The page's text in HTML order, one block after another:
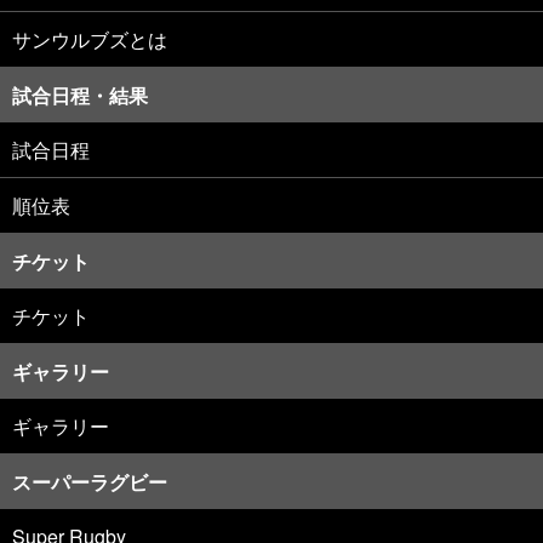
サンウルブズとは
試合日程・結果
試合日程
順位表
チケット
チケット
ギャラリー
ギャラリー
スーパーラグビー
Super Rugby